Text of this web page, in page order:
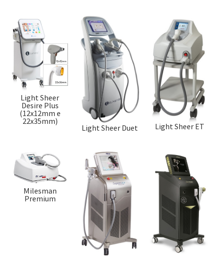
Light Sheer
Desire Plus
(12x12mm e
22x35mm)
Light Sheer Duet Light Sheer ET
Milesman
Premium